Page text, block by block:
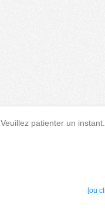
Veuillez patienter un
[ou